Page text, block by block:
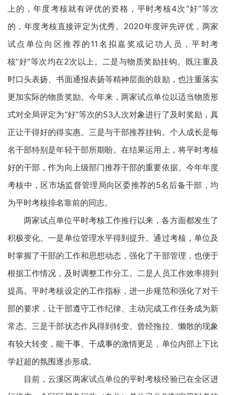
上的，年度考核就有评优的资格，平时考核4次“好”等次
的，年度考核直接评定为优秀。2020年度评先评优，两家
试点单位向区推荐的11名拟嘉奖或记功人员，平时考
核“好”等次均在2次以上。二是与物质奖励挂钩。既注重及
时口头表扬、书面通报表扬等精神层面的鼓励，也注重落实
更加实际的物质奖励。今年来，两家试点单位以适当物质形
式对全局评定为“好”等次的53人次对象进行了及时奖励，真
正让干得好的得实惠。三是与干部推荐挂钩。个人成长是每
名干部特别是年轻干部所期盼。在结果运用上，将平时考核
好的干部，作为向上级部门推荐干部的重要依据。今年年度
考核中，区市场监督管理局向区委推荐的5名后备干部，均
为平时考核排名靠前的同志。
两家试点单位平时考核工作推行以来，各方面都发生了
积极变化。一是单位管理水平得到提升。通过考核，单位及
时掌握了干部的工作和思想动态，强化了干部管理，也便于
根据工作情况，及时调整工作分工。二是人员工作效率得到
提高。平时考核设定的工作指标，进一步规范和强化了对干
部的要求，让干部遵守工作纪律、主动完成工作任务成为新
常态。三是干部状态作风得到转变。曾经拖拉、懒散的现象
有较大转变，能干事、干成事的激情更足，单位内部上下比
学赶超的氛围逐步形成。
目前，云溪区两家试点单位的平时考核经验已在全区进